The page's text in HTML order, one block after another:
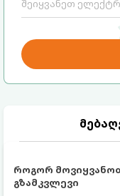
როგორ
გზამკვლევი